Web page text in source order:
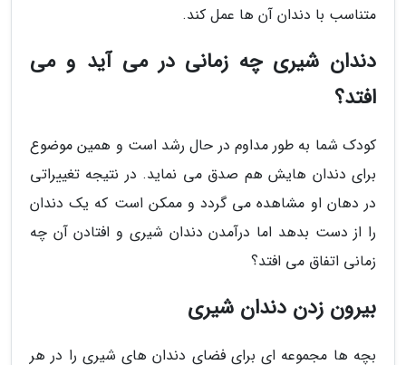
متناسب با دندان آن ها عمل کند.
دندان شیری چه زمانی در می آید و می
افتد؟
کودک شما به طور مداوم در حال رشد است و همین موضوع
برای دندان هایش هم صدق می نماید. در نتیجه تغییراتی
در دهان او مشاهده می گردد و ممکن است که یک دندان
را از دست بدهد اما درآمدن دندان شیری و افتادن آن چه
زمانی اتفاق می افتد؟
بیرون زدن دندان شیری
بچه ها مجموعه ای برای فضای دندان های شیری را در هر